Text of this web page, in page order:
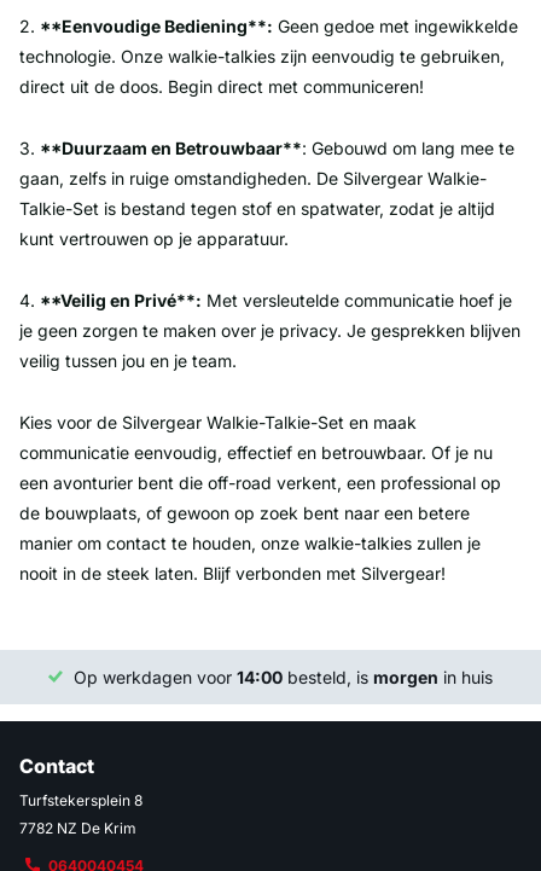
2. **Eenvoudige Bediening**: Geen gedoe met ingewikkelde
technologie. Onze walkie-talkies zijn eenvoudig te gebruiken,
direct uit de doos. Begin direct met communiceren!
3. **Duurzaam en Betrouwbaar**: Gebouwd om lang mee te
gaan, zelfs in ruige omstandigheden. De Silvergear Walkie-
Talkie-Set is bestand tegen stof en spatwater, zodat je altijd
kunt vertrouwen op je apparatuur.
4. **Veilig en Privé**: Met versleutelde communicatie hoef je
je geen zorgen te maken over je privacy. Je gesprekken blijven
veilig tussen jou en je team.
Kies voor de Silvergear Walkie-Talkie-Set en maak
communicatie eenvoudig, effectief en betrouwbaar. Of je nu
een avonturier bent die off-road verkent, een professional op
de bouwplaats, of gewoon op zoek bent naar een betere
manier om contact te houden, onze walkie-talkies zullen je
nooit in de steek laten. Blijf verbonden met Silvergear!
Op werkdagen voor 14:00 besteld, is morgen in huis
Contact
Turfstekersplein 8
7782 NZ De Krim
0640040454